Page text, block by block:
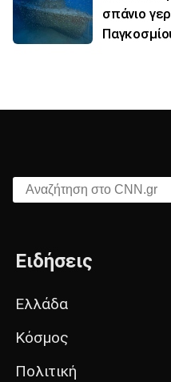
σπάνιο
Αναζήτηση στο CNN.gr
Ειδήσεις
Ελλάδα
Κόσμος
Πολιτική